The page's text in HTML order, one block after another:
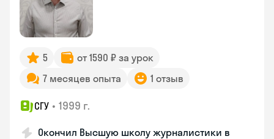
5
от 1590 ₽ за урок
7 месяцев опыта
1 отзыв
СГУ • 1999 г.
Окончил Высшую школу журналистики в